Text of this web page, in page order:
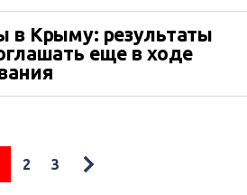
в Крыму: результаты
еще в ходе
2 3